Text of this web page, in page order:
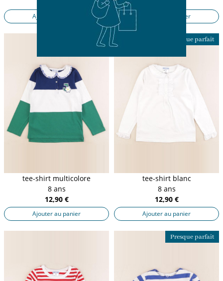
Ajouter au panier Ajouter au panier
Presque parfait
tee-shirt multicolore
8 ans
12,90 €
Ajouter au panier
Presque parfait
tee-shirt blanc
8 ans
12,90 €
Ajouter au panier
Presque parfait